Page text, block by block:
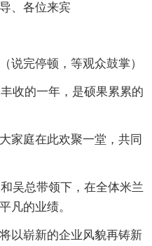
、各位来宾
说完停顿，等观众鼓掌）
收的一年，是硕果累累的
家庭在此欢聚一堂，共同
吴总带领下，在全体米兰
凡的业绩。
以崭新的企业风貌再铸新